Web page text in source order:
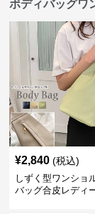
ボディバッグワ
¥2,840 (税込)
しずく型ワンショ
バッグ合皮レディ